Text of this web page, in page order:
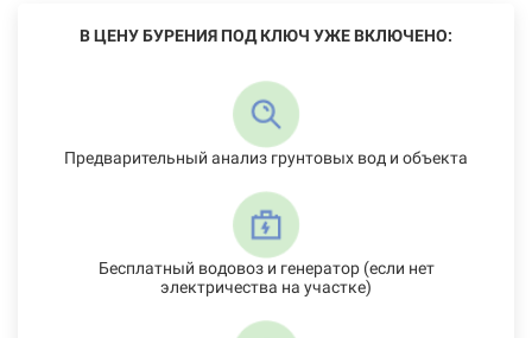
В ЦЕНУ БУРЕНИЯ ПОД КЛЮЧ УЖЕ ВКЛЮЧЕНО:
Предварительный анализ грунтовых вод и объекта
Бесплатный водовоз и генератор (если нет
электричества на участке)